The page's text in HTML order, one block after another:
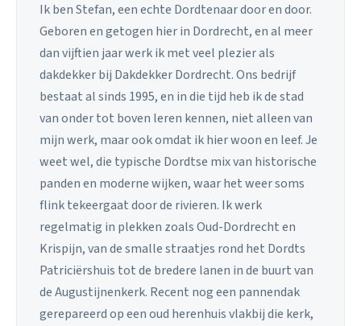
Ik ben Stefan, een echte Dordtenaar door en door.
Geboren en getogen hier in Dordrecht, en al meer
dan vijftien jaar werk ik met veel plezier als
dakdekker bij Dakdekker Dordrecht. Ons bedrijf
bestaat al sinds 1995, en in die tijd heb ik de stad
van onder tot boven leren kennen, niet alleen van
mijn werk, maar ook omdat ik hier woon en leef. Je
weet wel, die typische Dordtse mix van historische
panden en moderne wijken, waar het weer soms
flink tekeergaat door de rivieren. Ik werk
regelmatig in plekken zoals Oud-Dordrecht en
Krispijn, van de smalle straatjes rond het Dordts
Patriciërshuis tot de bredere lanen in de buurt van
de Augustijnenkerk. Recent nog een pannendak
gerepareerd op een oud herenhuis vlakbij die kerk,